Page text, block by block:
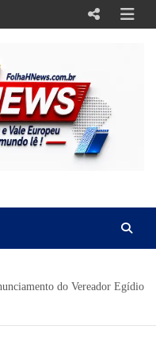
do Vereador Egídio